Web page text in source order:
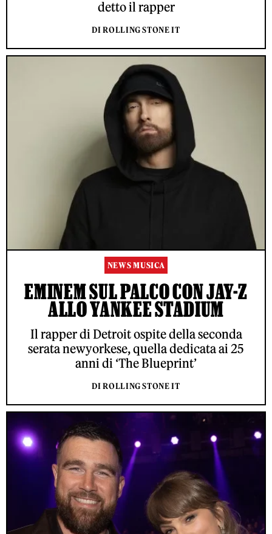
detto il rapper
DI ROLLING STONE IT
NEWS MUSICA
EMINEM SUL PALCO CON JAY-Z
ALLO YANKEE STADIUM
Il rapper di Detroit ospite della seconda
serata newyorkese, quella dedicata ai 25
anni di ‘The Blueprint’
DI ROLLING STONE IT